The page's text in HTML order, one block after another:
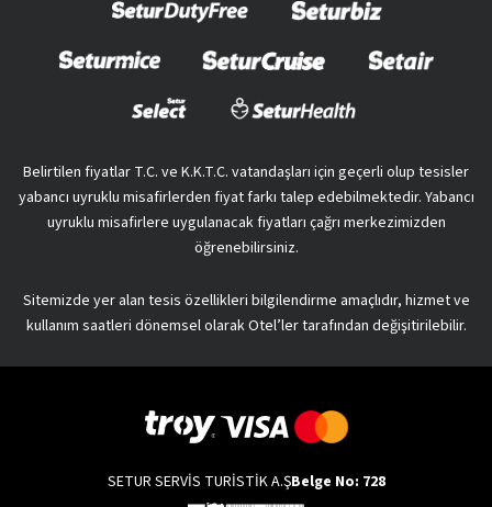
Belirtilen fiyatlar T.C. ve K.K.T.C. vatandaşları için geçerli olup tesisler
yabancı uyruklu misafirlerden fiyat farkı talep edebilmektedir. Yabancı
uyruklu misafirlere uygulanacak fiyatları çağrı merkezimizden
öğrenebilirsiniz.
Sitemizde yer alan tesis özellikleri bilgilendirme amaçlıdır, hizmet ve
kullanım saatleri dönemsel olarak Otel’ler tarafından değişitirilebilir.
SETUR SERVİS TURİSTİK A.ŞBelge No: 728